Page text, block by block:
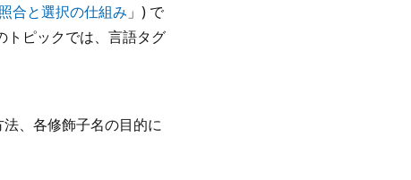
合と選択の仕組み 」) で
トピックでは、言語タグ
、各修飾子名の目的に